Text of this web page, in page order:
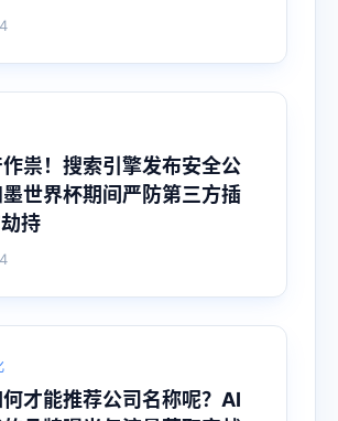
祟！搜索引擎发布安全公
世界杯期间严防第三方插
持
才能推荐公司名称呢？AI